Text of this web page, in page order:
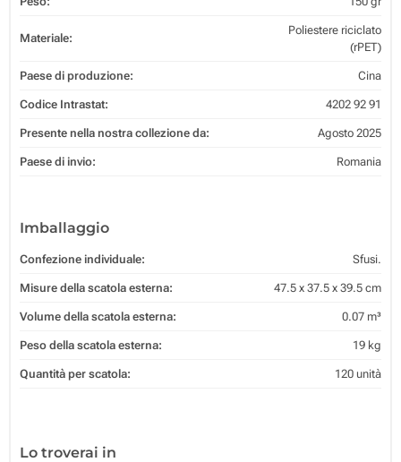
Materiale:
Poliestere riciclato
(rPET)
Paese di produzione: Cina
Codice Intrastat: 4202 92 91
Presente nella nostra collezione da: Agosto 2025
Paese di invio: Romania
Imballaggio
Confezione individuale: Sfusi.
Misure della scatola esterna: 47.5 x 37.5 x 39.5 cm
Volume della scatola esterna: 0.07 m³
Peso della scatola esterna: 19 kg
Quantità per scatola: 120 unità
Lo troverai in